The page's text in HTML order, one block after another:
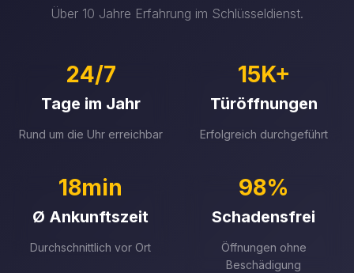
Über 10 Jahre Erfahrung im Schlüsseldienst.
24/7
Tage im Jahr
Rund um die Uhr erreichbar
15K+
Türöffnungen
Erfolgreich durchgeführt
18min
Ø Ankunftszeit
Durchschnittlich vor Ort
98%
Schadensfrei
Öffnungen ohne
Beschädigung